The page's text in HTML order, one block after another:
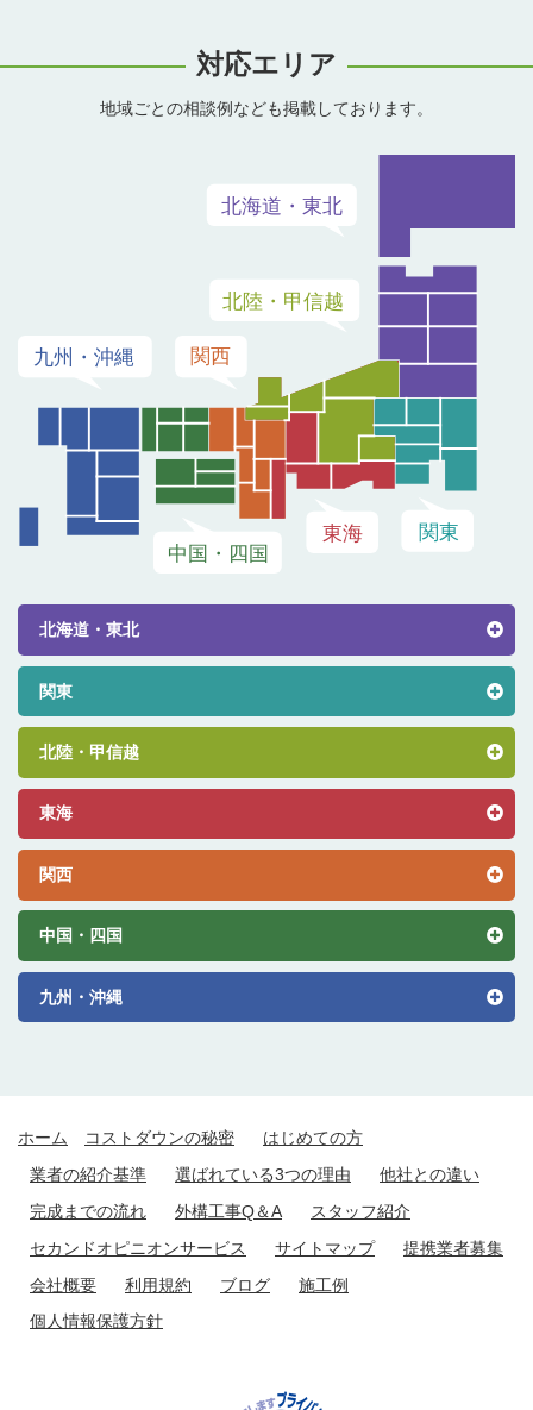
対応エリア
地域ごとの相談例なども掲載しております。
北海道・東北
関東
北陸・甲信越
東海
関西
中国・四国
九州・沖縄
ホーム コストダウンの秘密
はじめての方
業者の紹介基準
選ばれている3つの理由
他社との違い
完成までの流れ
外構工事Q＆A
スタッフ紹介
セカンドオピニオンサービス
サイトマップ
提携業者募集
会社概要
利用規約 ブログ
施工例
個人情報保護方針